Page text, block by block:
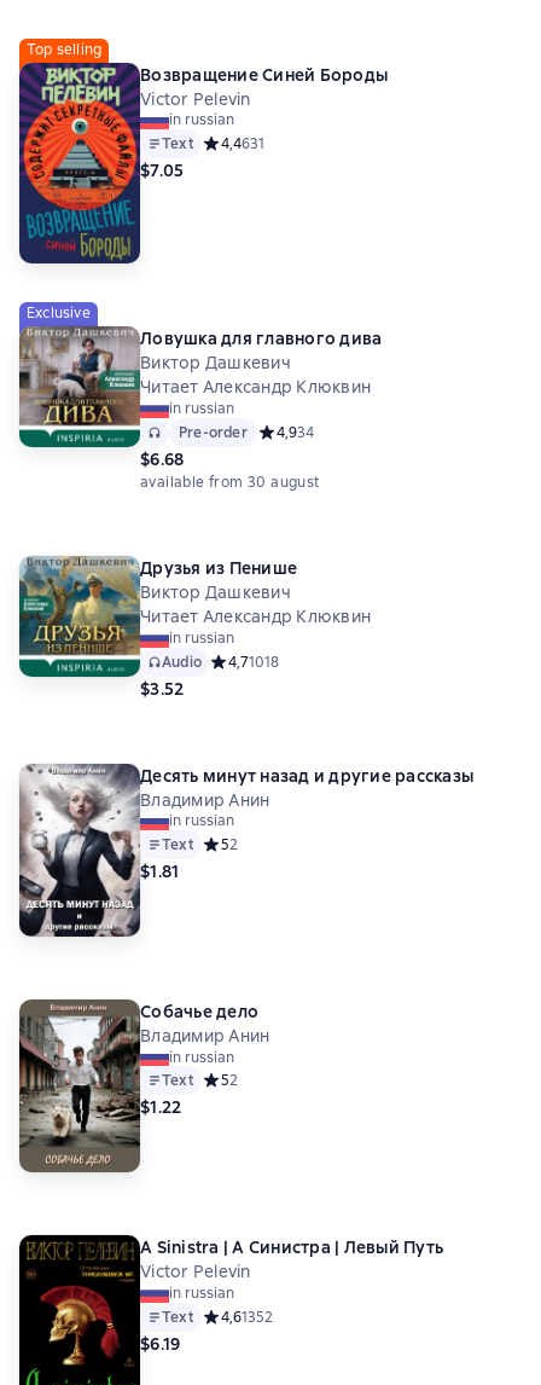
Top selling
Возвращение Синей Бороды
Victor Pelevin
in russian
Text Средний рейтинг 4,4 на основе 631 оценок
4,4631
$7.05
Exclusive
Ловушка для главного дива
Виктор Дашкевич
Читает Александр Клюквин
in russian
Audio
Pre-order
Pre-order Средний рейтинг 4,9 на основе 34
4,934
$6.68
available from 30 august
Друзья из Пенише
Виктор Дашкевич
Читает Александр Клюквин
in russian
Audio Средний рейтинг 4,7 на основе 1018 оценок
4,71018
$3.52
Десять минут назад и другие рассказы
Владимир Анин
in russian
Text Средний рейтинг 5 на основе 2 оценок
52
$1.81
Собачье дело
Владимир Анин
in russian
Text Средний рейтинг 5 на основе 2 оценок
52
$1.22
A Sinistra | А Синистра | Левый Путь
Victor Pelevin
in russian
Text Средний рейтинг 4,6 на основе 1352 оценок
4,61352
$6.19